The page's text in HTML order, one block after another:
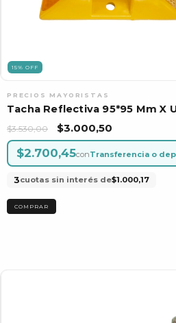
15% OFF
Tacha Reflectiva 95*95 Mm X
$3.530,00 $3.000,50
$2.700,45conTransferencia o
3cuotas sin interés de$1.000,17